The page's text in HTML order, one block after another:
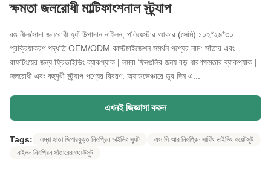
ক্ষমতা জলরোধী মাল্টিফাংশনাল স্ট্র্যাপ
রঙ নীল/সাদা জলরোধী হ্যাঁ উপাদান নাইলন, পলিয়েস্টার আকার (সেমি) ১০২*২৬*৩০
প্রক্রিয়াকরণ পদ্ধতি OEM/ODM কাস্টমাইজেশন সমর্থন পণ্যের নাম: সাঁতার এবং
রাফটিংয়ের জন্য ফ্রিডাইভিং ব্যাকপ্যাক | লম্বা ফিনগুলির জন্য বড় ধারণক্ষমতার ব্যাকপ্যাক |
জলরোধী এবং বহুমুখী স্ট্র্যাপ পণ্যের বিবরণ: অ্যাডভেঞ্চারে ডুব দিন এ...
এখনই জিজ্ঞাসা করুন
Tags: লম্বা হাতা জিপারযুক্ত নিওপ্রিন ডাইভিং স্যুট
এস সি আর নিওপ্রিন সার্ফিং ডাইভিং ওয়েটসুট
নাইলন নিওপ্রিন সাঁতারের ওয়েটসুট